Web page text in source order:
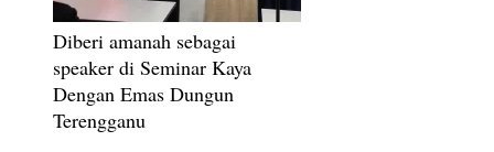
Diberi amanah sebagai
speaker di Seminar Kaya
Dengan Emas Dungun
Terengganu